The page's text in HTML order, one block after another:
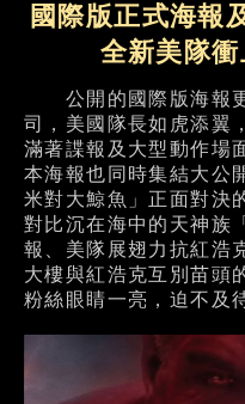
國際版正式海報
全新美隊
公開的國際版海報更
司，美國隊長如虎添翼
滿著諜報及大型動作場
本海報也同時集結大公
米對大鯨魚」正面對決
對比沉在海中的天神族
報、美隊展翅力抗紅浩
大樓與紅浩克互別苗頭
粉絲眼睛一亮，迫不及